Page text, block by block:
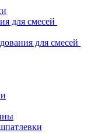
для смесей
для смесей